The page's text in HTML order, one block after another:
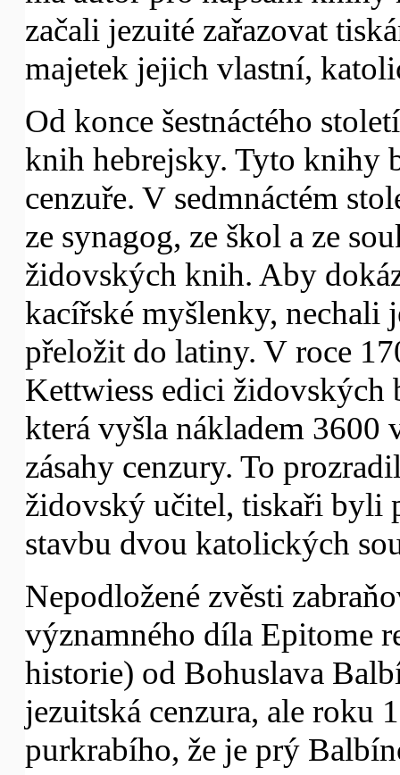
začali jezuité zařazovat
majetek jejich vlastní,
Od konce šestnáctého
knih hebrejsky. Tyto knihy
cenzuře. V sedmnáctém
ze synagog, ze škol a ze
židovských knih. Aby
kacířské myšlenky, nechali
přeložit do latiny. V roce
Kettwiess edici židovských
která vyšla nákladem
zásahy cenzury. To
židovský učitel, tiskaři byli
stavbu dvou katolických
Nepodložené zvěsti
významného díla Epitome
historie) od Bohuslava
jezuitská cenzura, ale roku
purkrabího, že je prý